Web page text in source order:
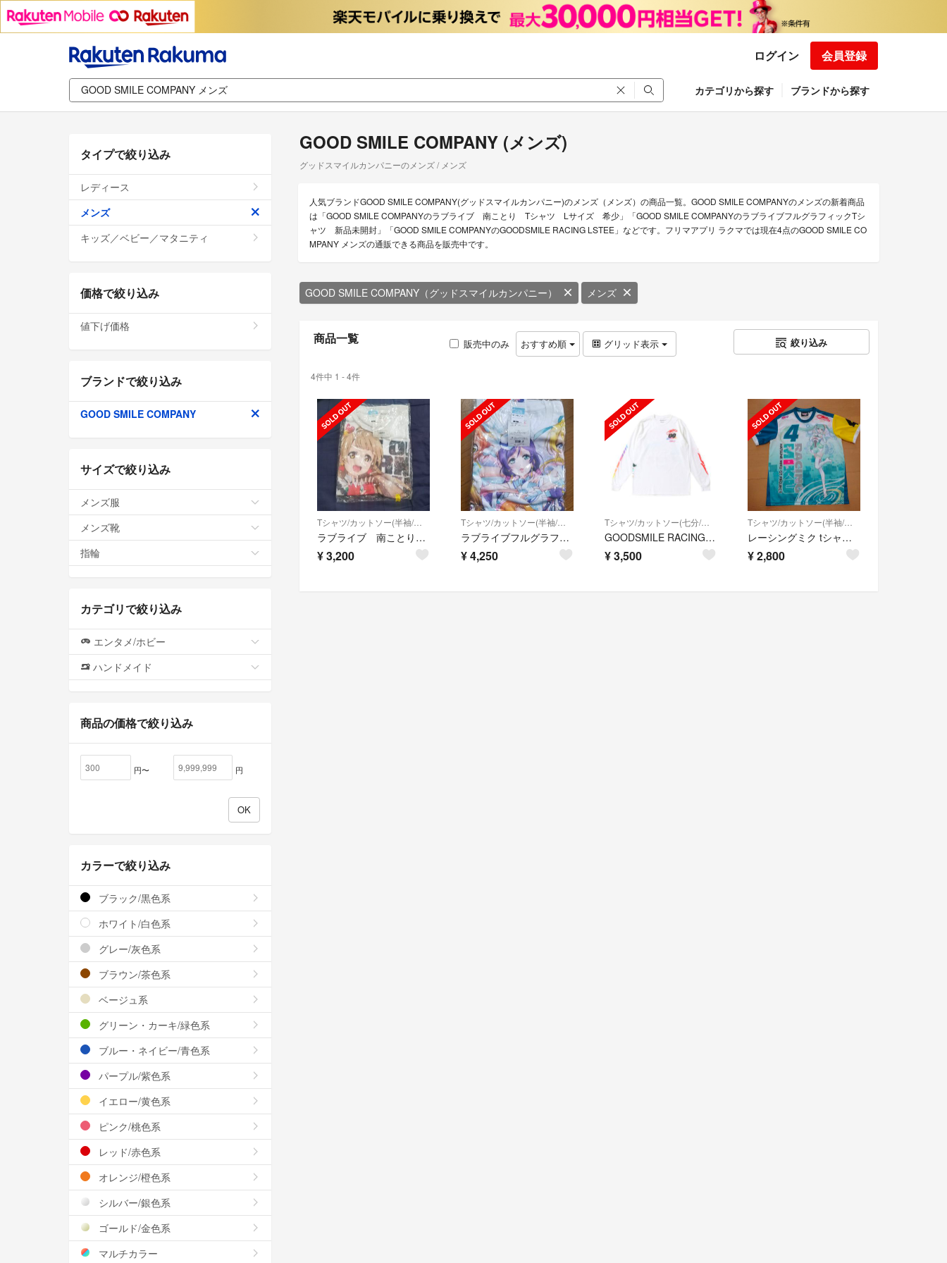
ログイン 会員登録
カテゴリから探す ブランドから探す
GOOD SMILE COMPANY (メンズ)
グッドスマイルカンパニーのメンズ / メンズ
人気ブランドGOOD SMILE COMPANY(グッドスマイルカンパニー)のメンズ（メンズ）の商品一覧。GOOD SMILE COMPANYのメンズの新着商品
は「GOOD SMILE COMPANYのラブライブ 南ことり Tシャツ Lサイズ 希少」「GOOD SMILE COMPANYのラブライブフルグラフィックTシ
ャツ 新品未開封」「GOOD SMILE COMPANYのGOODSMILE RACING LSTEE」などです。フリマアプリ ラクマでは現在4点のGOOD SMILE CO
MPANY メンズの通販できる商品を販売中です。
GOOD SMILE COMPANY（グッドスマイルカンパニー） メンズ
商品一覧 販売中のみ おすすめ順 グリッド表示 絞り込み
4件中 1 - 4件
Tシャツ/カットソー(半袖/袖なし)
ラブライブ 南ことり Tシャツ Lサイズ 希少
¥3,200
Tシャツ/カットソー(半袖/袖なし)
ラブライブフルグラフィックTシャツ 新品未開封
¥4,250
Tシャツ/カットソー(七分/長袖)
GOODSMILE RACING LSTEE
¥3,500
Tシャツ/カットソー(半袖/袖なし)
レーシングミク tシャツ S メンズ レディース 初音ミク シャツ 2017
¥2,800
タイプで絞り込み
レディース
メンズ
キッズ／ベビー／マタニティ
価格で絞り込み
値下げ価格
ブランドで絞り込み
GOOD SMILE COMPANY
サイズで絞り込み
メンズ服
メンズ靴
指輪
カテゴリで絞り込み
エンタメ/ホビー
ハンドメイド
商品の価格で絞り込み
円〜 円
カラーで絞り込み
ブラック/黒色系
ホワイト/白色系
グレー/灰色系
ブラウン/茶色系
ベージュ系
グリーン・カーキ/緑色系
ブルー・ネイビー/青色系
パープル/紫色系
イエロー/黄色系
ピンク/桃色系
レッド/赤色系
オレンジ/橙色系
シルバー/銀色系
ゴールド/金色系
マルチカラー